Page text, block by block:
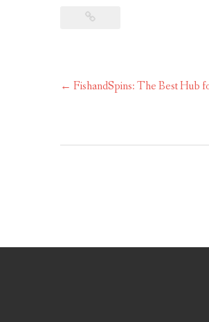
Post
navigation
← FishandSpins: The Best Hub